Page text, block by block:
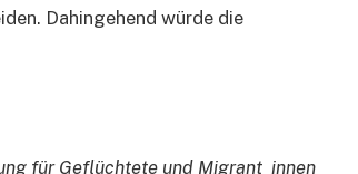
Dahingehend würde die
für Geflüchtete und Migrant_innen